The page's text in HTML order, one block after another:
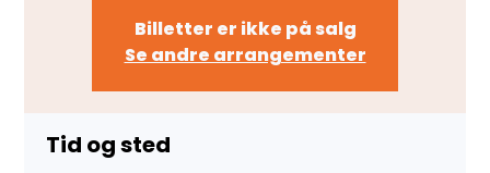
Billetter er ikke på salg
Se andre arrangementer
Tid og sted